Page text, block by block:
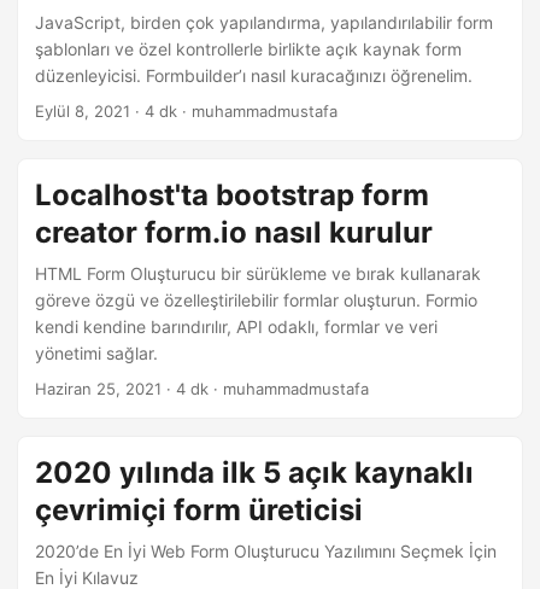
JavaScript, birden çok yapılandırma, yapılandırılabilir form
şablonları ve özel kontrollerle birlikte açık kaynak form
düzenleyicisi. Formbuilder’ı nasıl kuracağınızı öğrenelim.
Eylül 8, 2021 · 4 dk · muhammadmustafa
Localhost'ta bootstrap form
creator form.io nasıl kurulur
HTML Form Oluşturucu bir sürükleme ve bırak kullanarak
göreve özgü ve özelleştirilebilir formlar oluşturun. Formio
kendi kendine barındırılır, API odaklı, formlar ve veri
yönetimi sağlar.
Haziran 25, 2021 · 4 dk · muhammadmustafa
2020 yılında ilk 5 açık kaynaklı
çevrimiçi form üreticisi
2020’de En İyi Web Form Oluşturucu Yazılımını Seçmek İçin
En İyi Kılavuz